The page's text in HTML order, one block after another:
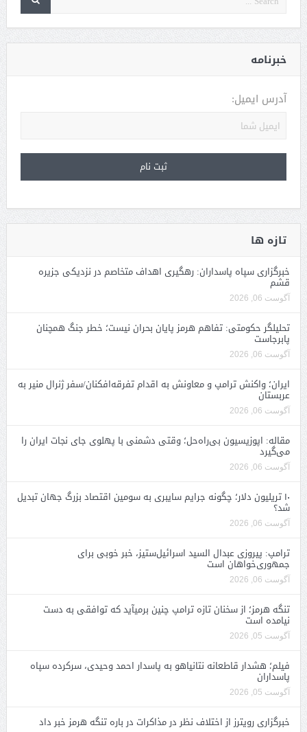
خبرنامه
آدرس ایمیل:
تازه ها
خبرگزاری سپاه پاسداران: رهگیری اهداف متخاصم در نزدیکی جزیره
قشم
آگوست 06, 2026
تحلیلگر حکومتی: تفاهم هرمز پایان بحران نیست؛ خطر جنگ همچنان
پابرجاست
آگوست 06, 2026
ایران؛ واکنش ترامپ و معاونش به اقدام تفرقه‌افکنان/سفر ژنرال منیر به
عربستان
آگوست 06, 2026
مقاله: اپوزیسیون بی‌راه‌حل؛ وقتی دشمنی با پهلوی جای نجات ایران را
می‌گیرد
آگوست 06, 2026
۱۰ تریلیون دلار؛ چگونه جرایم سایبری به سومین اقتصاد بزرگ جهان تبدیل
شد؟
آگوست 06, 2026
ترامپ: پیروزی عبدال السید اسرائیل‌ستیز، خبر خوبی برای
جمهوری‌خواهان است
آگوست 06, 2026
تنگه هرمز؛ از سخنان تازه ترامپ چنین برمیآید که توافقی به دست
نیامده است
آگوست 05, 2026
فیلم؛ هشدار قاطعانه نتانیاهو به پاسدار احمد وحیدی، سرکرده سپاه
پاسداران
آگوست 05, 2026
خبرگزاری رویترز از اختلاف نظر در مذاکرات در باره تنگه هرمز خبر داد